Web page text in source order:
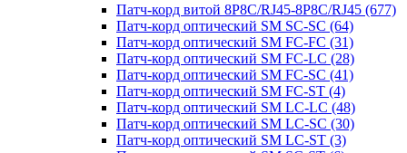
Патч-корд витой 8P8C/RJ45-8P8C/RJ45 (677)
Патч-корд оптический SM SC-SC (64)
Патч-корд оптический SM FC-FC (31)
Патч-корд оптический SM FC-LC (28)
Патч-корд оптический SM FC-SC (41)
Патч-корд оптический SM FC-ST (4)
Патч-корд оптический SM LC-LC (48)
Патч-корд оптический SM LC-SC (30)
Патч-корд оптический SM LC-ST (3)